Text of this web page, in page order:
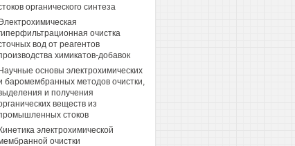
органического синтеза
очистка
вод от реагентов
химикатов-добавок
Научные основы электрохимических
баромембранных методов очистки,
и получения
веществ из
стоков
Кинетика электрохимической
очистки